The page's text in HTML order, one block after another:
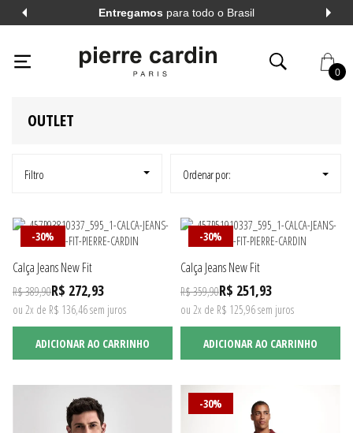
Entregamos para todo o Brasil
0
LONGA VER TODOS
CURTA VER TODOS
PIERRECARDIN OUTLET
Filtro
OUTLET
Ordenar por:
-30%
Calça Jeans New Fit
R$ 389,90R$ 272,93
ou 2x de R$ 136,46 sem juros
ADICIONAR AO CARRINHO
-30%
Calça Jeans New Fit
R$ 359,90R$ 251,93
ou 2x de R$ 125,96 sem juros
ADICIONAR AO CARRINHO
-30%